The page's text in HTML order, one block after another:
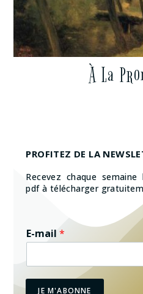
À La
PROFITEZ DE LA
Recevez chaque
pdf à télécharger
E-mail*
JE M'ABONNE